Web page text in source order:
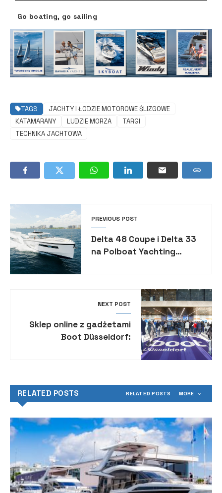
Go boating, go sailing
TAGS
JACHTY I ŁODZIE MOTOROWE ŚLIZGOWE
KATAMARANY
LUDZIE MORZA
TARGI
TECHNIKA JACHTOWA
PREVIOUS POST
Delta 48 Coupe i Delta 33
na Polboat Yachting
NEXT POST
Sklep online z gadżetami
Boot Düsseldorf:
RELATED POSTS RELATED POSTS MORE